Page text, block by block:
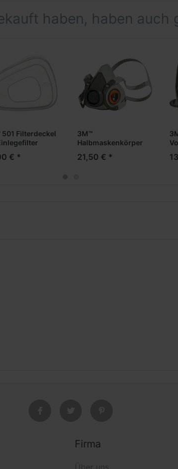
haben, haben auch
501 Filterdeckel
€ *
3M™
Halbmaskenkörper
21,50 € *
Firma